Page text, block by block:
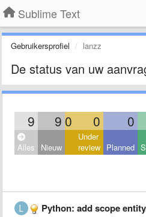
Sublime Text
Gebruikersprofiel lanzz
De status van uw
9 9 0 0 0
Alles Nieuw
Under
review Planned
Python: add scope entity.name.function.python for